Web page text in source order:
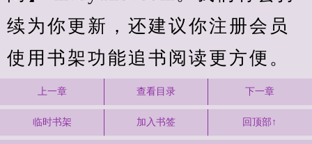
续为你更新，还建议你注册会员
使用书架功能追书阅读更方便。
上一章 查看目录 下一章
临时书架 加入书签 回顶部↑